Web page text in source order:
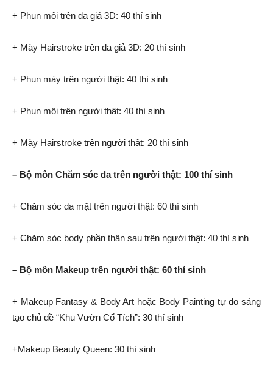
+ Phun môi trên da giả 3D: 40 thí sinh
+ Mày Hairstroke trên da giả 3D: 20 thí sinh
+ Phun mày trên người thật: 40 thí sinh
+ Phun môi trên người thật: 40 thí sinh
+ Mày Hairstroke trên người thật: 20 thí sinh
– Bộ môn Chăm sóc da trên người thật: 100 thí sinh
+ Chăm sóc da mặt trên người thật: 60 thí sinh
+ Chăm sóc body phần thân sau trên người thật: 40 thí sinh
– Bộ môn Makeup trên người thật: 60 thí sinh
+ Makeup Fantasy & Body Art hoặc Body Painting tự do sáng
tạo chủ đề “Khu Vườn Cổ Tích”: 30 thí sinh
+Makeup Beauty Queen: 30 thí sinh